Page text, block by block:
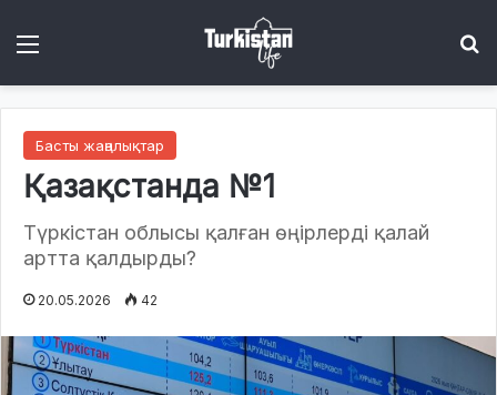
Басты жаңалықтар
Қазақстанда №1
Түркістан облысы қалған өңірлерді қалай
артта қалдырды?
20.05.2026 42